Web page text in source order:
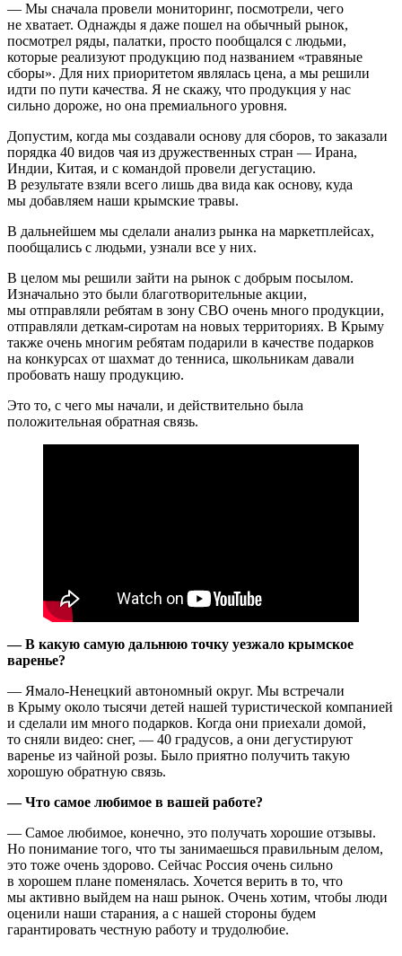
— Мы сначала провели мониторинг, посмотрели, чего
не хватает. Однажды я даже пошел на обычный рынок,
посмотрел ряды, палатки, просто пообщался с людьми,
которые реализуют продукцию под названием «травяные
сборы». Для них приоритетом являлась цена, а мы решили
идти по пути качества. Я не скажу, что продукция у нас
сильно дороже, но она премиального уровня.
Допустим, когда мы создавали основу для сборов, то заказали
порядка 40 видов чая из дружественных стран — Ирана,
Индии, Китая, и с командой провели дегустацию.
В результате взяли всего лишь два вида как основу, куда
мы добавляем наши крымские травы.
В дальнейшем мы сделали анализ рынка на маркетплейсах,
пообщались с людьми, узнали все у них.
В целом мы решили зайти на рынок с добрым посылом.
Изначально это были благотворительные акции,
мы отправляли ребятам в зону СВО очень много продукции,
отправляли деткам-сиротам на новых территориях. В Крыму
также очень многим ребятам подарили в качестве подарков
на конкурсах от шахмат до тенниса, школьникам давали
пробовать нашу продукцию.
Это то, с чего мы начали, и действительно была
положительная обратная связь.
— В какую самую дальнюю точку уезжало крымское
варенье?
— Ямало-Ненецкий автономный округ. Мы встречали
в Крыму около тысячи детей нашей туристической компанией
и сделали им много подарков. Когда они приехали домой,
то сняли видео: снег, — 40 градусов, а они дегустируют
варенье из чайной розы. Было приятно получить такую
хорошую обратную связь.
— Что самое любимое в вашей работе?
— Самое любимое, конечно, это получать хорошие отзывы.
Но понимание того, что ты занимаешься правильным делом,
это тоже очень здорово. Сейчас Россия очень сильно
в хорошем плане поменялась. Хочется верить в то, что
мы активно выйдем на наш рынок. Очень хотим, чтобы люди
оценили наши старания, а с нашей стороны будем
гарантировать честную работу и трудолюбие.